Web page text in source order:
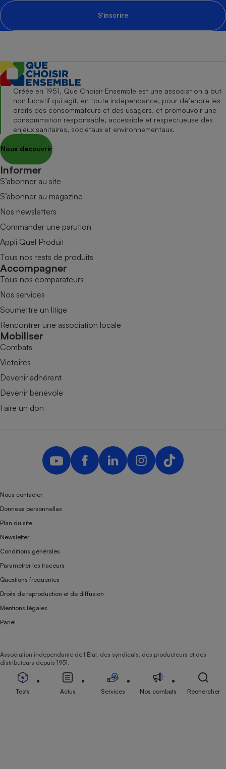
S'inscrire
Créée en 1951, Que Choisir Ensemble est une association à but
non lucratif qui agit, en toute indépendance, pour défendre les
droits des consommateurs et des usagers, et promouvoir une
consommation responsable, accessible et respectueuse des
enjeux sanitaires, sociétaux et environnementaux.
Nous découvrir
Informer
S’abonner au site
S’abonner au magazine
Nos newsletters
Commander une parution
Appli Quel Produit
Tous nos tests de produits
Accompagner
Tous nos comparateurs
Nos services
Soumettre un litige
Rencontrer une association locale
Mobiliser
Combats
Victoires
Devenir adhérent
Devenir bénévole
Faire un don
Nous contacter
Données personnelles
Plan du site
Newsletter
Conditions générales
Paramétrer les traceurs
Questions fréquentes
Droits de reproduction et de diffusion
Mentions légales
Panel
Association indépendante de l’État, des syndicats, des producteurs et des
distributeurs depuis 1951.
Tests Actus Services Nos combats Rechercher